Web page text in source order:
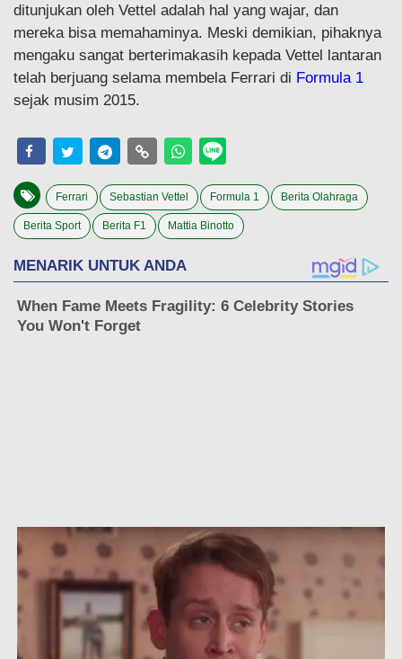
ditunjukan oleh Vettel adalah hal yang wajar, dan
mereka bisa memahaminya. Meski demikian, pihaknya
mengaku sangat berterimakasih kepada Vettel lantaran
telah berjuang selama membela Ferrari di Formula 1
sejak musim 2015.
Ferrari Sebastian Vettel Formula 1 Berita Olahraga
Berita Sport Berita F1 Mattia Binotto